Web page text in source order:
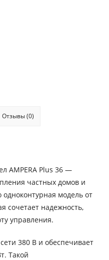
Отзывы (0)
AMPERA Plus 36 —
частных домов и
модель от
сочетает надежность,
управления.
380 В и обеспечивает
Такой